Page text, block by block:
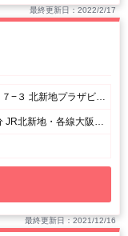
最終更新日：2022/2/17
大阪府大阪市北区曾根崎新地１丁目７−３ 北新地プラザビル11階(最上階)
地下鉄御堂筋線淀屋橋7番出口歩5分 JR北新地・各線大阪梅田よりそねちか梅田新道(御堂筋)出口より徒歩2分 本通東側ネオンすぐそば、赤看板スナックビルの最上階です。
最終更新日：2021/12/16